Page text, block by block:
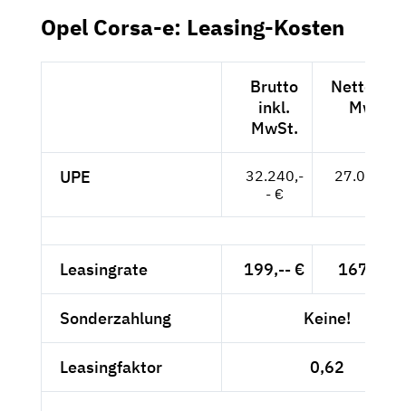
Opel Corsa-e: Leasing-Kosten
Brutto
inkl.
MwSt.
Netto
MwSt.
UPE
32.240,-
- €
27.092,--
Leasingrate 199,-- € 167,23 €
Sonderzahlung Keine!
Leasingfaktor 0,62